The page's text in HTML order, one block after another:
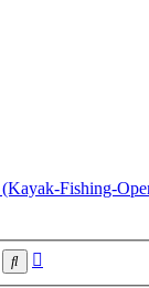
Fishing-
Suche